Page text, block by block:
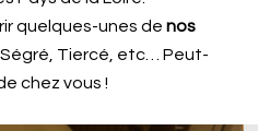
quelques-unes de nos
Ségré, Tiercé, etc… Peut-
chez vous !